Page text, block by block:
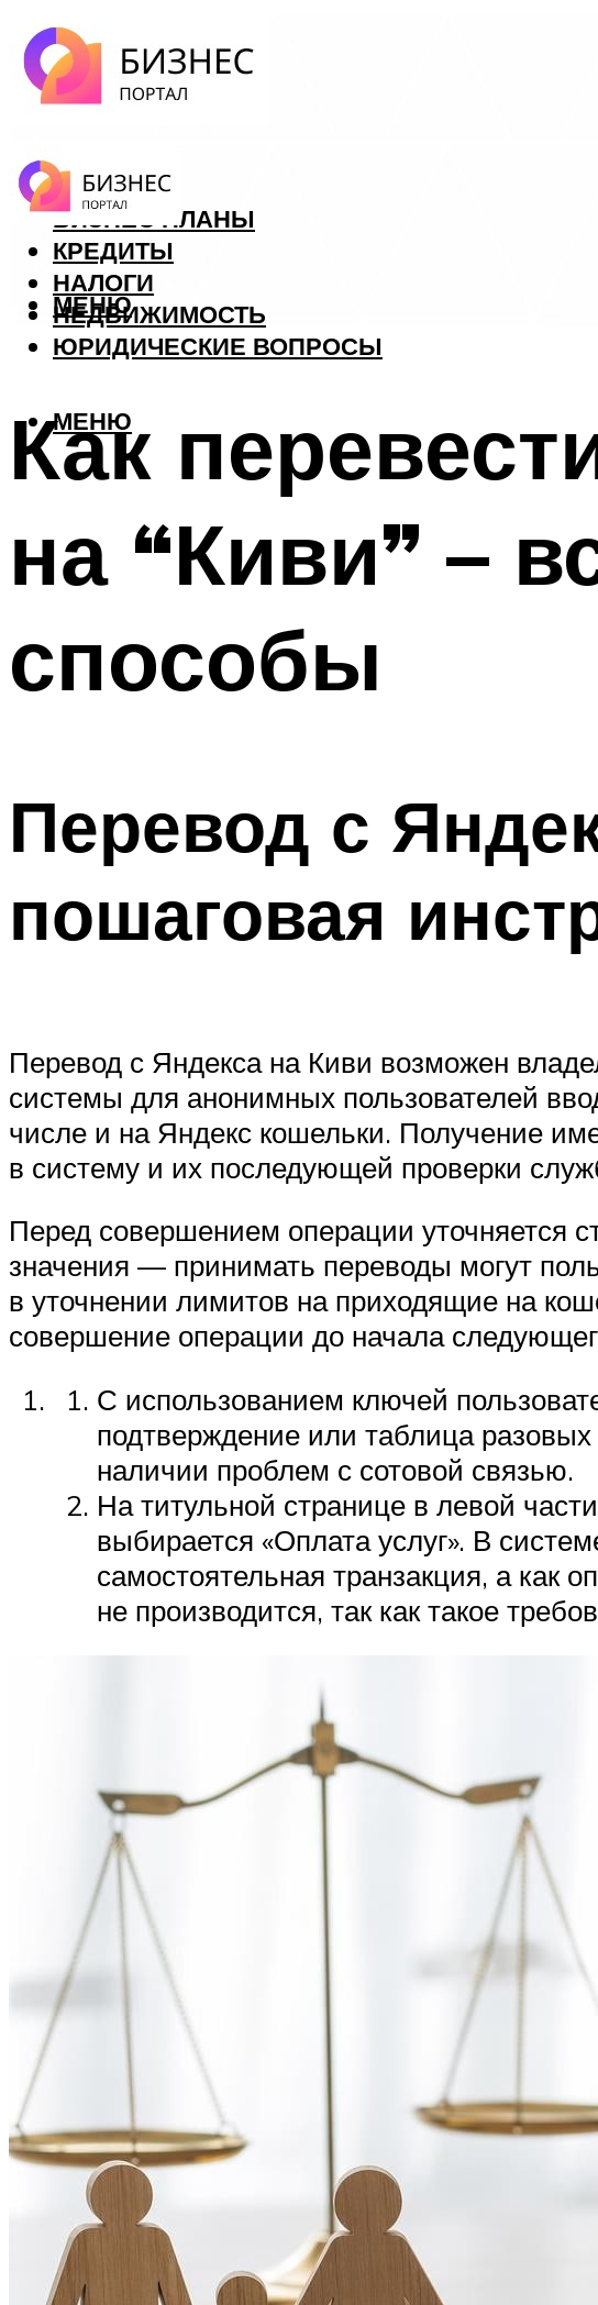
ФОРЕКС
БИЗНЕС ПЛАНЫ
КРЕДИТЫ
НАЛОГИ
НЕДВИЖИМОСТЬ
ЮРИДИЧЕСКИЕ ВОПРОСЫ
МЕНЮ
МЕНЮ
Как
на “Киви” –
способы
Перевод с
пошаговая
Перевод с Яндекса на Киви возможен
системы для анонимных пользователей
числе и на Яндекс кошельки. Получение
в систему и их последующей проверки
Перед совершением операции уточняется
значения — принимать переводы могут
в уточнении лимитов на приходящие на
совершение операции до начала
С использованием ключей
подтверждение или таблица
наличии проблем с сотовой связью.
На титульной странице в левой
выбирается «Оплата услуг». В
самостоятельная транзакция, а как
не производится, так как такое